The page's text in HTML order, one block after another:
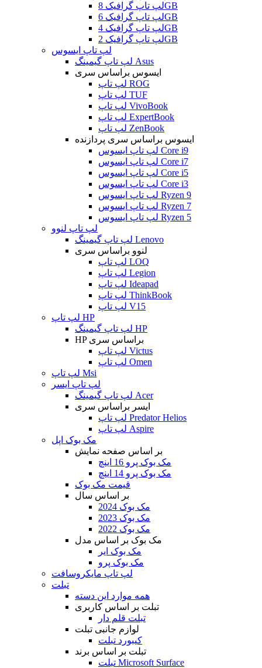
لپ تاپ گرافیک 8GB
لپ تاپ گرافیک 6GB
لپ تاپ گرافیک 4GB
لپ تاپ گرافیک 2GB
لپ تاپ ایسوس
لپ تاپ گیمینگ Asus
ایسوس براساس سری
لپ تاپ ROG
لپ تاپ TUF
لپ تاپ VivoBook
لپ تاپ ExpertBook
لپ تاپ ZenBook
ایسوس براساس سری پردازنده
لپ تاپ ایسوس Core i9
لپ تاپ ایسوس Core i7
لپ تاپ ایسوس Core i5
لپ تاپ ایسوس Core i3
لپ تاپ ایسوس Ryzen 9
لپ تاپ ایسوس Ryzen 7
لپ تاپ ایسوس Ryzen 5
لپ تاپ لنوو
لپ تاپ گیمینگ Lenovo
لنوو براساس سری
لپ تاپ LOQ
لپ تاپ Legion
لپ تاپ Ideapad
لپ تاپ ThinkBook
لپ تاپ V15
لپ تاپ HP
لپ تاپ گیمینگ HP
HP براساس سری
لپ تاپ Victus
لپ تاپ Omen
لپ تاپ Msi
لپ تاپ ایسر
لپ تاپ گیمینگ Acer
ایسر براساس سری
لپ تاپ Predator Helios
لپ تاپ Aspire
مک بوک اپل
بر اساس صفحه نمایش
مک بوک پرو 16 اینچ
مک بوک پرو 14 اینچ
قیمت مک بوک
بر اساس سال
مک بوک 2024
مک بوک 2023
مک بوک 2022
مک بوک بر اساس مدل
مک بوک ایر
مک بوک پرو
لپ تاپ مایکروسافت
تبلت
همه موارد این دسته
تبلت بر اساس کاربری
تبلت قلم دار
لوازم جانبی تبلت
کیبورد تبلت
تبلت بر اساس برند
تبلت Microsoft Surface